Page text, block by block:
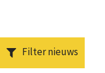
Filter nieuws